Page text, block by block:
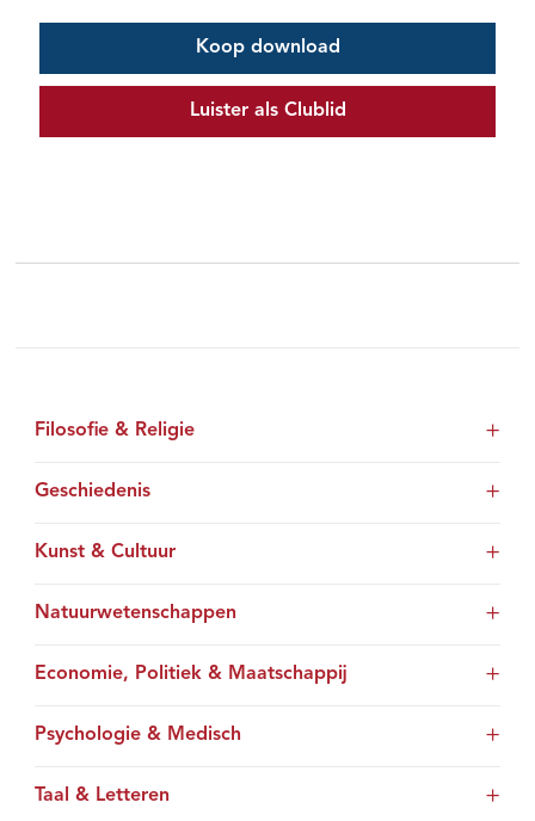
Koop download
Luister als Clublid
Filosofie & Religie
Geschiedenis
Kunst & Cultuur
Natuurwetenschappen
Economie, Politiek & Maatschappij
Psychologie & Medisch
Taal & Letteren